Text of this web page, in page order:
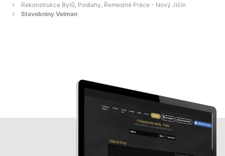
Rekonstrukce Bytů, Podlahy, Řemeslné Práce - Nový Jičín
Stavebniny Velman